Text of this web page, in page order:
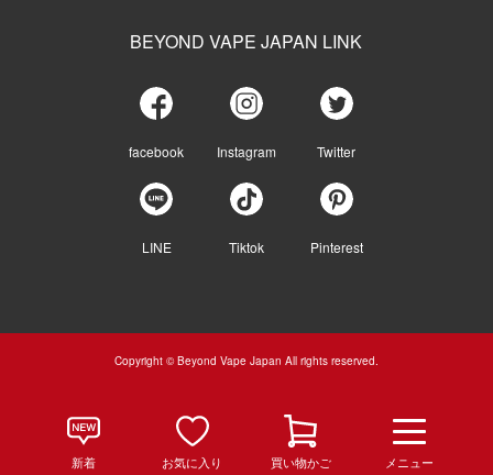
新着 お気に入り 買い物かご メニュー
BEYOND VAPE JAPAN LINK
facebook Instagram Twitter
LINE Tiktok Pinterest
Copyright © Beyond Vape Japan All rights reserved.